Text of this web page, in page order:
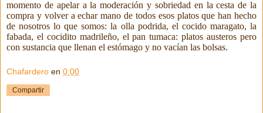
momento de apelar a la moderación y sobriedad en la cesta de la
compra y volver a echar mano de todos esos platos que han hecho
de nosotros lo que somos: la olla podrida, el cocido maragato, la
fabada, el cocidito madrileño, el pan tumaca: platos austeros pero
con sustancia que llenan el estómago y no vacían las bolsas.
Chafardero en 0:00
Compartir